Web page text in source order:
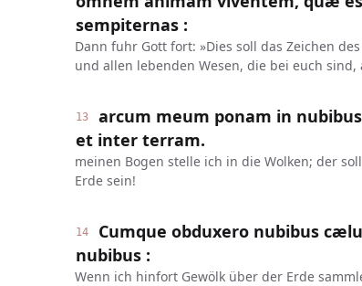
sempiternas :
Dann fuhr Gott fort: »Dies soll das Zeichen
und allen lebenden Wesen, die bei euch sind,
13
arcum meum ponam in
et inter terram.
meinen Bogen stelle ich in die Wolken; der
Erde sein!
14
Cumque obduxero nubibus
nubibus :
Wenn ich hinfort Gewölk über der Erde